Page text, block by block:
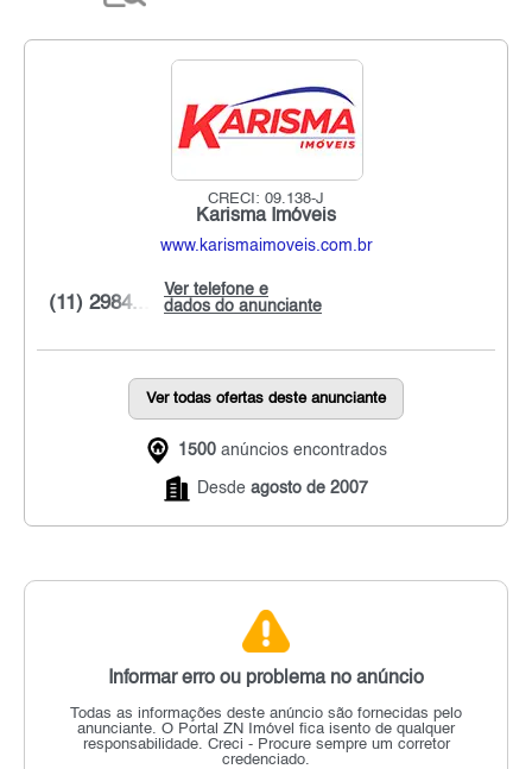
CRECI: 09.138-J
Karisma Imóveis
www.karismaimoveis.com.br
Ver telefone e
dados do anunciante
(11) 2984...
Ver todas ofertas deste anunciante
1500 anúncios encontrados
Desde agosto de 2007
Informar erro ou problema no anúncio
Todas as informações deste anúncio são fornecidas pelo
anunciante. O Portal ZN Imóvel fica isento de qualquer
responsabilidade. Creci - Procure sempre um corretor
credenciado.